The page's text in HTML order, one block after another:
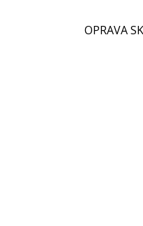
OPRAVA